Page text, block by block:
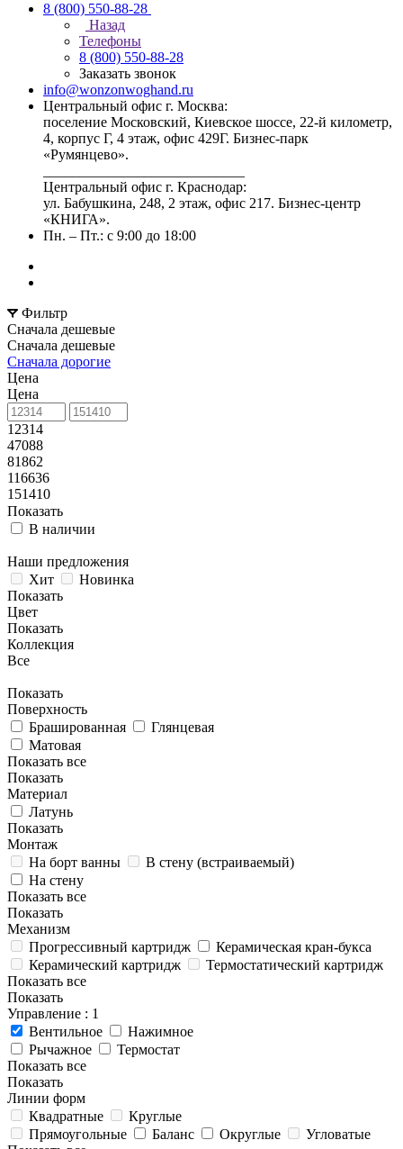
8 (800) 550-88-28
Назад
Телефоны
8 (800) 550-88-28
Заказать звонок
info@wonzonwoghand.ru
Центральный офис г. Москва:
поселение Московский, Киевское шоссе, 22-й километр,
4, корпус Г, 4 этаж, офис 429Г. Бизнес-парк
«Румянцево».
Центральный офис г. Краснодар:
ул. Бабушкина, 248, 2 этаж, офис 217. Бизнес-центр
«КНИГА».
Пн. – Пт.: с 9:00 до 18:00
Фильтр
Сначала дешевые
Сначала дешевые
Сначала дорогие
Цена
Цена
12314
47088
81862
116636
151410
Показать
В наличии
Наши предложения
Хит
Новинка
Показать
Цвет
Показать
Коллекция
Все
Показать
Поверхность
Брашированная
Глянцевая
Матовая
Показать все
Показать
Материал
Латунь
Показать
Монтаж
На борт ванны
В стену (встраиваемый)
На стену
Показать все
Показать
Механизм
Прогрессивный картридж
Керамическая кран-букса
Керамический картридж
Термостатический картридж
Показать все
Показать
Управление : 1
Вентильное
Нажимное
Рычажное
Термостат
Показать все
Показать
Линии форм
Квадратные
Круглые
Прямоугольные
Баланс Округлые
Угловатые